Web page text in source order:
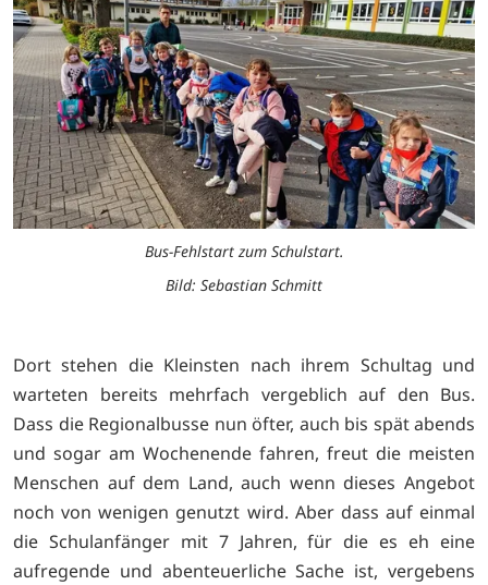
Bus-Fehlstart zum Schulstart.
Bild: Sebastian Schmitt
Dort stehen die Kleinsten nach ihrem Schultag und
warteten bereits mehrfach vergeblich auf den Bus.
Dass die Regionalbusse nun öfter, auch bis spät abends
und sogar am Wochenende fahren, freut die meisten
Menschen auf dem Land, auch wenn dieses Angebot
noch von wenigen genutzt wird. Aber dass auf einmal
die Schulanfänger mit 7 Jahren, für die es eh eine
aufregende und abenteuerliche Sache ist, vergebens